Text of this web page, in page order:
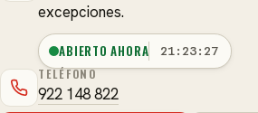
excepciones.
ABIERTO AHORA 21:23:27
TELÉFONO
922 148 822